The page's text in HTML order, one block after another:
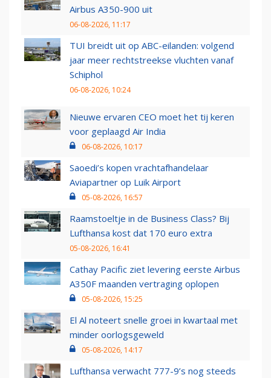
Airbus A350-900 uit
06-08-2026, 11:17
TUI breidt uit op ABC-eilanden: volgend
jaar meer rechtstreekse vluchten vanaf
Schiphol
06-08-2026, 10:24
Nieuwe ervaren CEO moet het tij keren
voor geplaagd Air India
06-08-2026, 10:17
Saoedi’s kopen vrachtafhandelaar
Aviapartner op Luik Airport
05-08-2026, 16:57
Raamstoeltje in de Business Class? Bij
Lufthansa kost dat 170 euro extra
05-08-2026, 16:41
Cathay Pacific ziet levering eerste Airbus
A350F maanden vertraging oplopen
05-08-2026, 15:25
El Al noteert snelle groei in kwartaal met
minder oorlogsgeweld
05-08-2026, 14:17
Lufthansa verwacht 777-9’s nog steeds